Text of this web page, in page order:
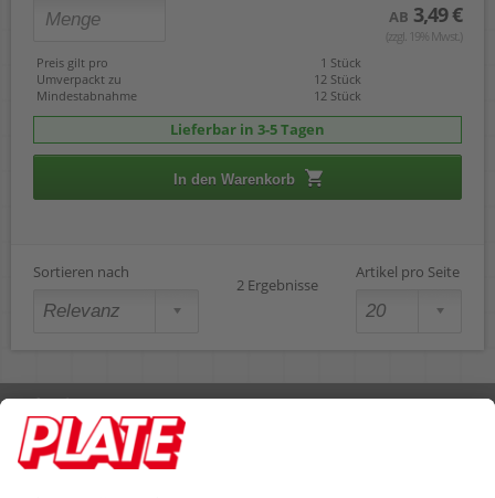
AB 3,49 €
(zzgl. 19% Mwst.)
Preis gilt pro
1 Stück
Umverpackt zu
12 Stück
Mindestabnahme
12 Stück
Lieferbar in 3-5 Tagen
In den Warenkorb
Sortieren nach
2 Ergebnisse
Artikel pro Seite
Rufen Sie uns an 04298 401-0
Lieferbedingungen Impressum